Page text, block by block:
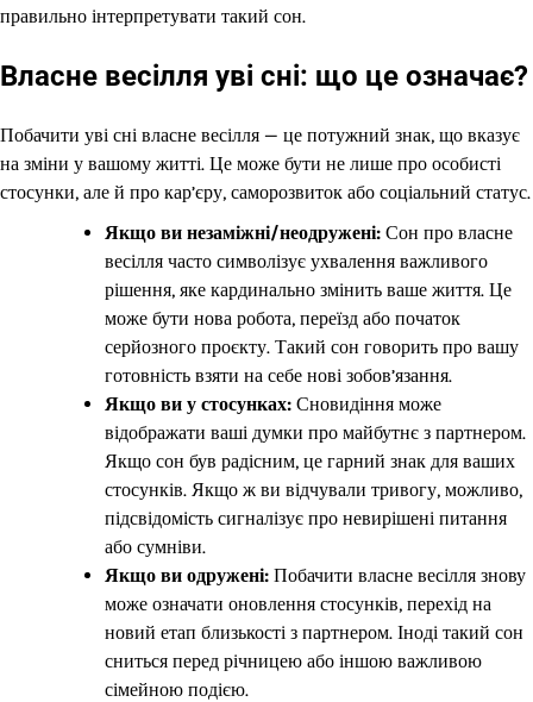
правильно інтерпретувати такий сон.
Власне весілля уві сні: що це означає?
Побачити уві сні власне весілля — це потужний знак, що вказує
на зміни у вашому житті. Це може бути не лише про особисті
стосунки, але й про кар’єру, саморозвиток або соціальний статус.
Якщо ви незаміжні/неодружені: Сон про власне
весілля часто символізує ухвалення важливого
рішення, яке кардинально змінить ваше життя. Це
може бути нова робота, переїзд або початок
серйозного проєкту. Такий сон говорить про вашу
готовність взяти на себе нові зобов’язання.
Якщо ви у стосунках: Сновидіння може
відображати ваші думки про майбутнє з партнером.
Якщо сон був радісним, це гарний знак для ваших
стосунків. Якщо ж ви відчували тривогу, можливо,
підсвідомість сигналізує про невирішені питання
або сумніви.
Якщо ви одружені: Побачити власне весілля знову
може означати оновлення стосунків, перехід на
новий етап близькості з партнером. Іноді такий сон
сниться перед річницею або іншою важливою
сімейною подією.